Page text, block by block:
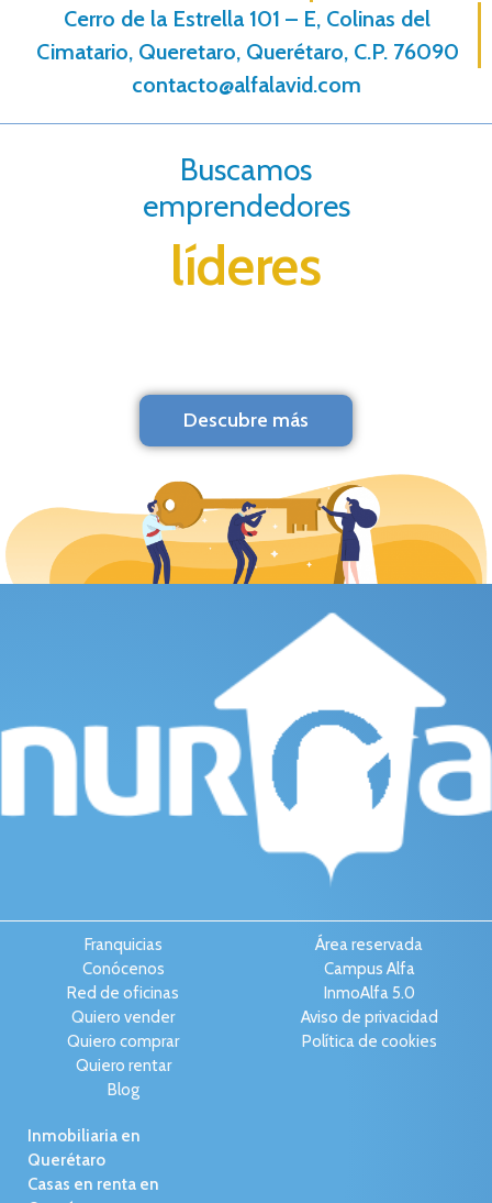
Cerro de la Estrella 101 – E, Colinas del
Cimatario, Queretaro, Querétaro, C.P. 76090
contacto@alfalavid.com
Buscamos
emprendedores
líderes
Descubre más
Franquicias
Conócenos
Red de oficinas
Quiero vender
Quiero comprar
Quiero rentar
Blog
Área reservada
Campus Alfa
InmoAlfa 5.0
Aviso de privacidad
Política de cookies
Inmobiliaria en
Querétaro
Casas en renta en